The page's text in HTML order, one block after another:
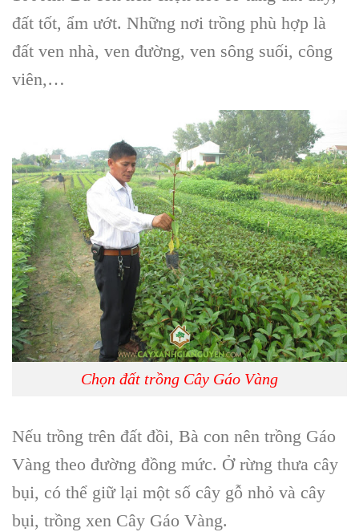
đất tốt, ẩm ướt. Những nơi trồng phù hợp là
đất ven nhà, ven đường, ven sông suối, công
viên,…
Chọn đất trồng Cây Gáo Vàng
Nếu trồng trên đất đồi, Bà con nên trồng Gáo
Vàng theo đường đồng mức. Ở rừng thưa cây
bụi, có thể giữ lại một số cây gỗ nhỏ và cây
bụi, trồng xen Cây Gáo Vàng.